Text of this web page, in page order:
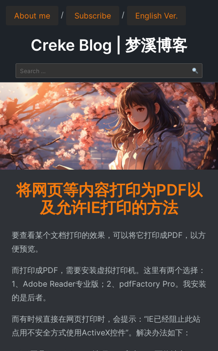
About me / Subscribe / English Ver.
Creke Blog | 梦溪博客
将网页等内容打印为PDF以
及允许IE打印的方法
要查看某个文档打印的效果，可以将它打印成PDF，以方
便预览。
而打印成PDF，需要安装虚拟打印机。这里有两个选择：
1、Adobe Reader专业版；2、pdfFactory Pro。我安装
的是后者。
而有时候直接在网页打印时，会提示：“IE已经阻止此站
点用不安全方式使用ActiveX控件”。解决办法如下：